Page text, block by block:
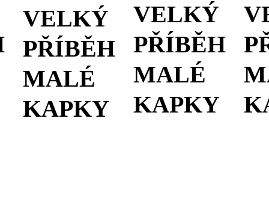
VELKÝ
PŘÍBĚH
MALÉ
KAPKY
VELKÝ
PŘÍBĚH
MALÉ
KAPKY